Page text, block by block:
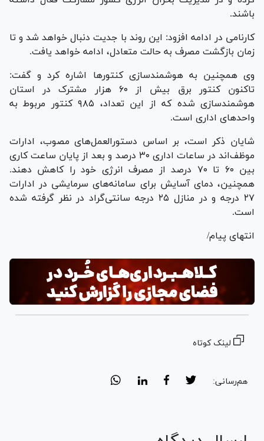
باشند.
کارنامی در ادامه افزود: این روند با جدیت دنبال خواهد شد و تا
زمان بازگشت مصرف به حالت متعادل، ادامه خواهد یافت.
وی همچنین به هوشمندسازی کنتور‌ها اشاره کرد و گفت:
تاکنون کنتور برق بیش از ۶۰ هزار مشترک در استان
هوشمندسازی شده که از این تعداد، ۹۸۵ کنتور مربوط به
واحد‌های اداری است.
شایان ذکر است، بر اساس دستورالعمل‌های مصوب، ادارات
موظف‌اند در ساعات اداری ۳۰ درصد و بعد از پایان ساعت کاری
بین ۶۰ تا ۷۰ درصد از مصرف انرژی خود را کاهش دهند.
همچنین، دمای آسایش برای سامانه‌های سرمایشی در ادارات
۲۷ درجه و در منازل ۲۵ درجه سانتی‌گراد در نظر گرفته شده
است.
انتهای پیام/
لینک کوتاه
هم‌رسانی: